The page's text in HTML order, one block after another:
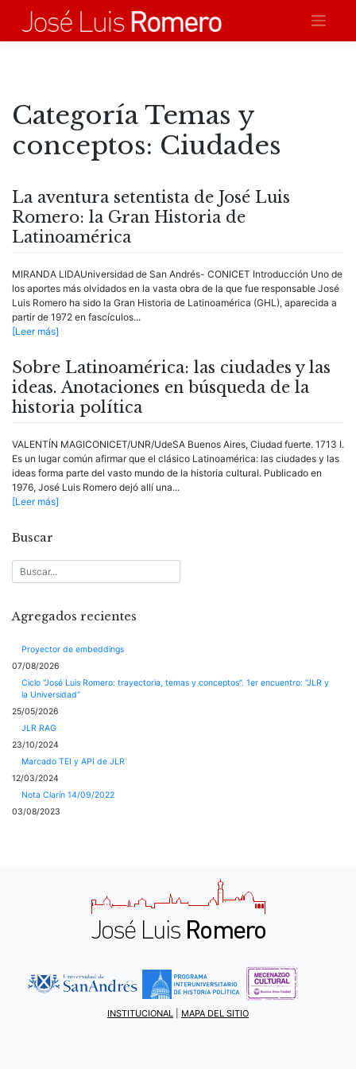
contenido
Categoría Temas y
conceptos: Ciudades
La aventura setentista de José Luis
Romero: la Gran Historia de
Latinoamérica
MIRANDA LIDAUniversidad de San Andrés- CONICET Introducción Uno de
los aportes más olvidados en la vasta obra de la que fue responsable José
Luis Romero ha sido la Gran Historia de Latinoamérica (GHL), aparecida a
partir de 1972 en fascículos...
[Leer más]
Sobre Latinoamérica: las ciudades y las
ideas. Anotaciones en búsqueda de la
historia política
VALENTÍN MAGICONICET/UNR/UdeSA Buenos Aires, Ciudad fuerte. 1713 I.
Es un lugar común afirmar que el clásico Latinoamérica: las ciudades y las
ideas forma parte del vasto mundo de la historia cultural. Publicado en
1976, José Luis Romero dejó allí una...
[Leer más]
Buscar
Agregados recientes
Proyector de embeddings
07/08/2026
Ciclo “José Luis Romero: trayectoria, temas y conceptos”. 1er encuentro: “JLR y
la Universidad”
25/05/2026
JLR RAG
23/10/2024
Marcado TEI y API de JLR
12/03/2024
Nota Clarín 14/09/2022
03/08/2023
INSTITUCIONAL MAPA DEL SITIO